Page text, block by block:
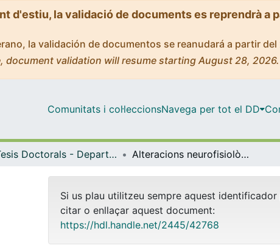
d'estiu, la validació de documents es reprendrà a
la validación de documentos se reanudará a partir
document validation will resume starting August 28,
Comunitats i col·leccionsNavega per tot el DD
Tesis Doctorals - Departament - Psiquiatria i Psicobiologia Clínica Alteracions neurofisiològiques en el processament complex auditiu subjacents a patologies del llenguatge: disfèmia verbal i dislèxia del desenvolupament
Si us plau utilitzeu sempre aquest identificador
citar o enllaçar aquest document:
https://hdl.handle.net/2445/42768